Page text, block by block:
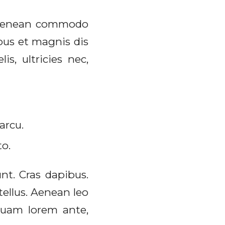
commodo
et magnis dis
ultricies nec,
Cras dapibus.
Aenean leo
lorem ante,